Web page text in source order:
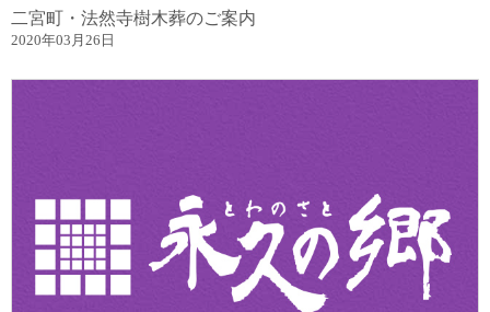
二宮町・法然寺樹木葬のご案内
2020年03月26日